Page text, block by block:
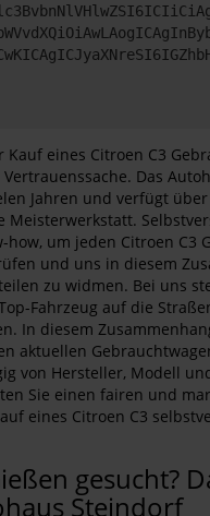
Kauf eines Citroen C3
Das
Jahren und verfügt
Meisterwerkstatt.
how, um jeden Citroen C3
und uns in diesem
zu widmen. Bei uns
Fahrzeug auf die
In diesem
aktuellen
von Hersteller, Modell
Sie einen fairen und
eines Citroen C3
gesucht?
Steindorf